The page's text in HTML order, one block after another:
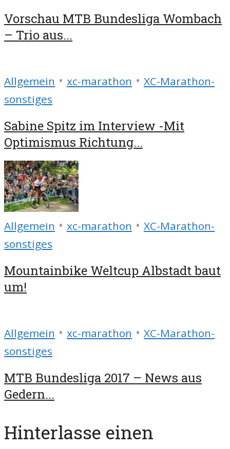
Vorschau MTB Bundesliga Wombach
– Trio aus...
Allgemein • xc-marathon • XC-Marathon-
sonstiges
Sabine Spitz im Interview -Mit
Optimismus Richtung...
Allgemein • xc-marathon • XC-Marathon-
sonstiges
Mountainbike Weltcup Albstadt baut
um!
Allgemein • xc-marathon • XC-Marathon-
sonstiges
MTB Bundesliga 2017 – News aus
Gedern...
Hinterlasse einen